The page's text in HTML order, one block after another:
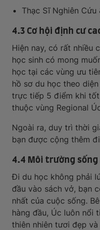
Thạc Sĩ Nghiên
4.3 Cơ hội định cư
Hiện nay, có rất nhiều
học sinh có mong
học tại các vùng ưu
hồ sơ du học theo
trực tiếp 5 điểm khi
thuộc vùng Regional
Ngoài ra, duy trì thời
bạn được cộng thêm
4.4 Môi trường
Đi du học không phải
đầu vào sách vở, bạn
nhất của cuộc sống.
hàng đầu, Úc luôn nổi
thiên nhiên tươi đẹp